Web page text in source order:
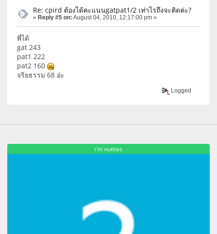
Re: cpird ต้องได้คะแนนgatpat1/2 เท่าไรถึงจะติดค่ะ?
« Reply #5 on: August 04, 2010, 12:17:00 pm »
พี่ได้
gat 243
pat1 222
pat2 160
จริยธรรม 68 อ่ะ
Logged
i'm nutties